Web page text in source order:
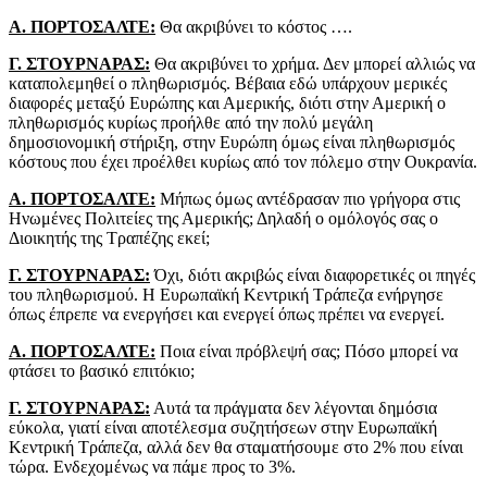
Α. ΠΟΡΤΟΣΑΛΤΕ: Θα ακριβύνει το κόστος ….
Γ. ΣΤΟΥΡΝΑΡΑΣ: Θα ακριβύνει το χρήμα. Δεν μπορεί αλλιώς να
καταπολεμηθεί ο πληθωρισμός. Βέβαια εδώ υπάρχουν μερικές
διαφορές μεταξύ Ευρώπης και Αμερικής, διότι στην Αμερική ο
πληθωρισμός κυρίως προήλθε από την πολύ μεγάλη
δημοσιονομική στήριξη, στην Ευρώπη όμως είναι πληθωρισμός
κόστους που έχει προέλθει κυρίως από τον πόλεμο στην Ουκρανία.
Α. ΠΟΡΤΟΣΑΛΤΕ: Μήπως όμως αντέδρασαν πιο γρήγορα στις
Ηνωμένες Πολιτείες της Αμερικής; Δηλαδή ο ομόλογός σας ο
Διοικητής της Τραπέζης εκεί;
Γ. ΣΤΟΥΡΝΑΡΑΣ: Όχι, διότι ακριβώς είναι διαφορετικές οι πηγές
του πληθωρισμού. Η Ευρωπαϊκή Κεντρική Τράπεζα ενήργησε
όπως έπρεπε να ενεργήσει και ενεργεί όπως πρέπει να ενεργεί.
Α. ΠΟΡΤΟΣΑΛΤΕ: Ποια είναι πρόβλεψή σας; Πόσο μπορεί να
φτάσει το βασικό επιτόκιο;
Γ. ΣΤΟΥΡΝΑΡΑΣ: Αυτά τα πράγματα δεν λέγονται δημόσια
εύκολα, γιατί είναι αποτέλεσμα συζητήσεων στην Ευρωπαϊκή
Κεντρική Τράπεζα, αλλά δεν θα σταματήσουμε στο 2% που είναι
τώρα. Ενδεχομένως να πάμε προς το 3%.